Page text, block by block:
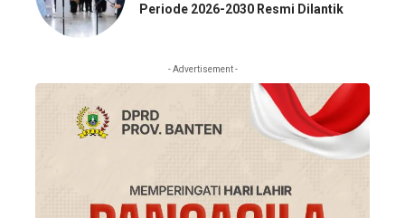
Periode 2026-2030 Resmi Dilantik
- Advertisement -